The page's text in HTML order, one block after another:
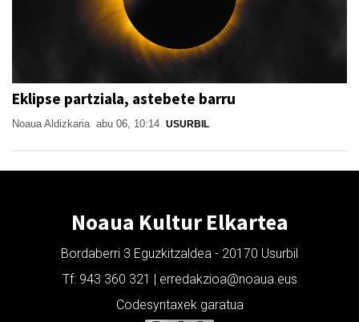
Eklipse partziala, astebete barru
Noaua Aldizkaria abu 06, 10:14 USURBIL
Noaua Kultur Elkartea
Bordaberri 3 Eguzkitzaldea - 20170 Usurbil
Tf: 943 360 321 | erredakzioa@noaua.eus
Codesyntaxek garatua